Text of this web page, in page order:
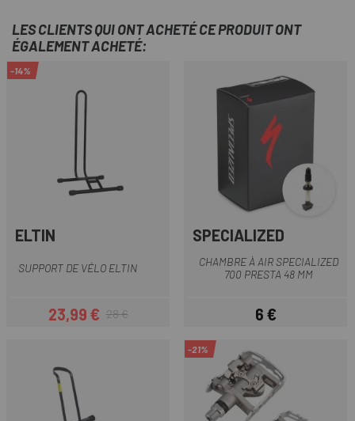
LES CLIENTS QUI ONT ACHETÉ CE PRODUIT ONT
ÉGALEMENT ACHETÉ:
-14%
ELTIN
SUPPORT DE VÉLO ELTIN
Prix
23,99 €Prix habituel
28 €
SPECIALIZED
CHAMBRE À AIR SPECIALIZED
700 PRESTA 48 MM
Prix
6 €
-21%